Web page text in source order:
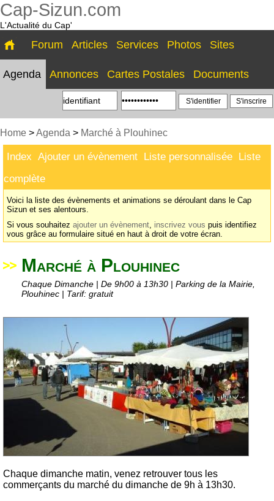
Cap-Sizun.com
L'Actualité du Cap'
Forum Articles Services Photos Sites
Agenda Annonces Cartes Postales Documents
S'inscrire
Home >Agenda > Marché à Plouhinec
Index Ajouter un évènement Liste personnalisée Liste
complète
Voici la liste des évènements et animations se déroulant dans le Cap
Sizun et ses alentours.
Si vous souhaitez ajouter un évènement, inscrivez vous puis identifiez
vous grâce au formulaire situé en haut à droit de votre écran.
Marché à Plouhinec
Chaque Dimanche | De 9h00 à 13h30 | Parking de la Mairie,
Plouhinec | Tarif: gratuit
Chaque dimanche matin, venez retrouver tous les
commerçants du marché du dimanche de 9h à 13h30.